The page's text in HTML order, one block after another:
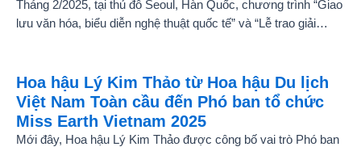
Tháng 2/2025, tại thủ đô Seoul, Hàn Quốc, chương trình “Giao
lưu văn hóa, biểu diễn nghệ thuật quốc tế” và “Lễ trao giải
nhau. Trong số đó, Kiều Vũ Nhật Anh, chàng trai tuổi teen đến
từ Hà Nội, Việt Nam, đã gây ấn tượng mạnh với giọng hát trữ
tình sâu lắng, mang đậm hơi thở quê hương.
Hoa hậu Lý Kim Thảo từ Hoa hậu Du lịch
Việt Nam Toàn cầu đến Phó ban tổ chức
Miss Earth Vietnam 2025
Mới đây, Hoa hậu Lý Kim Thảo được công bố vai trò Phó ban